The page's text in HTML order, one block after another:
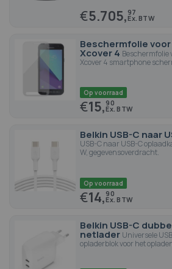
€5.705,97
Beschermfolie
Xcover 4 Beschermfolie
Xcover 4 smartphone
Op voorraad
€15,90
Belkin USB-C naar
USB-C naar USB-C
W, gegevensoverdracht.
Op voorraad
€14,90
Belkin USB-C
netlader Universele
opladerblok voor het